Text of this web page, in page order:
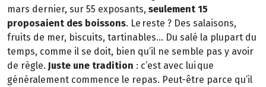
mars dernier, sur 55 exposants, seulement 15
proposaient des boissons. Le reste ? Des salaisons,
fruits de mer, biscuits, tartinables… Du salé la plupart du
temps, comme il se doit, bien qu’il ne semble pas y avoir
de règle. Juste une tradition : c’est avec lui que
généralement commence le repas. Peut-être parce qu’il